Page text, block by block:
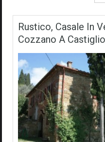
Rustico, Casale In
Cozzano A